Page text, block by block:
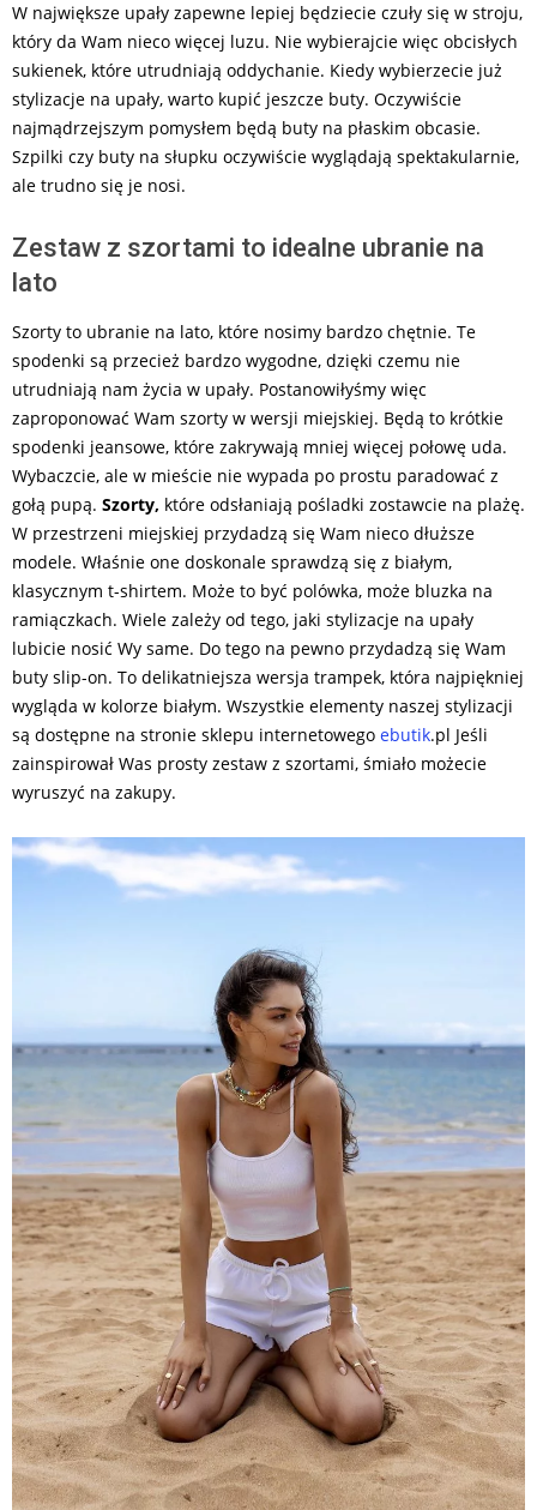
W największe upały zapewne lepiej będziecie czuły się w stroju,
który da Wam nieco więcej luzu. Nie wybierajcie więc obcisłych
sukienek, które utrudniają oddychanie. Kiedy wybierzecie już
stylizacje na upały, warto kupić jeszcze buty. Oczywiście
najmądrzejszym pomysłem będą buty na płaskim obcasie.
Szpilki czy buty na słupku oczywiście wyglądają spektakularnie,
ale trudno się je nosi.
Zestaw z szortami to idealne ubranie na
lato
Szorty to ubranie na lato, które nosimy bardzo chętnie. Te
spodenki są przecież bardzo wygodne, dzięki czemu nie
utrudniają nam życia w upały. Postanowiłyśmy więc
zaproponować Wam szorty w wersji miejskiej. Będą to krótkie
spodenki jeansowe, które zakrywają mniej więcej połowę uda.
Wybaczcie, ale w mieście nie wypada po prostu paradować z
gołą pupą. Szorty, które odsłaniają pośladki zostawcie na plażę.
W przestrzeni miejskiej przydadzą się Wam nieco dłuższe
modele. Właśnie one doskonale sprawdzą się z białym,
klasycznym t-shirtem. Może to być polówka, może bluzka na
ramiączkach. Wiele zależy od tego, jaki stylizacje na upały
lubicie nosić Wy same. Do tego na pewno przydadzą się Wam
buty slip-on. To delikatniejsza wersja trampek, która najpiękniej
wygląda w kolorze białym. Wszystkie elementy naszej stylizacji
są dostępne na stronie sklepu internetowego ebutik.pl Jeśli
zainspirował Was prosty zestaw z szortami, śmiało możecie
wyruszyć na zakupy.